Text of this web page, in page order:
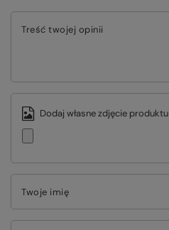
Treść twojej opinii
Dodaj własne zdjęcie
Twoje imię